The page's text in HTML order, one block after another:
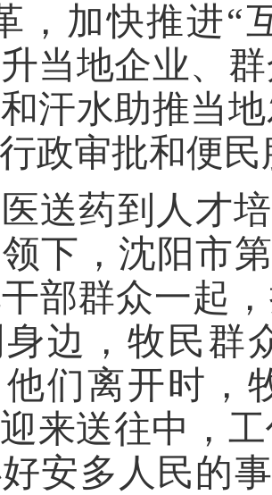
，加快推进“
当地企业、
汗水助推当
政审批和便
送药到人才
下，沈阳市
部群众一起
边，牧民群
们离开时，
送往中，工
安多人民的